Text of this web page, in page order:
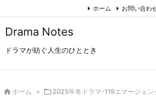
Drama Notes
ドラマが紡ぐ人生のひととき
ホーム お問い合わ
 ホーム > 2025年冬ドラマ-119エマージェン